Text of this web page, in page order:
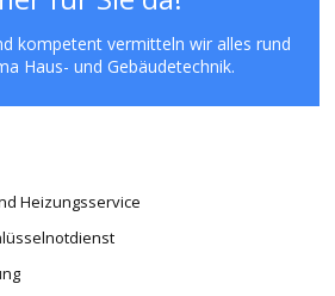
kompetent vermitteln wir alles rund
Haus- und Gebäudetechnik.
Heizungsservice